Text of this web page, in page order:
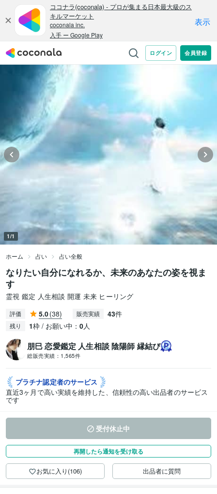
1/1
ホーム 占い 占い全般
なりたい自分になれるか、未来のあなたの姿を視ま
す
霊視 鑑定 人生相談 開運 未来 ヒーリング
評価 5.0(38) 販売実績 43件
残り 1枠 / お願い中： 0人
朋巳 恋愛鑑定 人生相談 陰陽師 縁結び
総販売実績： 1,565件
プラチナ認定者のサービス
直近3ヶ月で高い実績を維持した、信頼性の高い出品者のサービス
です
受付休止中
再開したら通知を受け取る
お気に入り(106) 出品者に質問